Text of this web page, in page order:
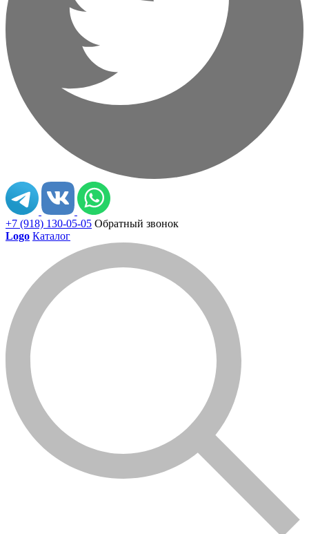
+7 (918) 130-05-05 Обратный звонок
Logo Каталог